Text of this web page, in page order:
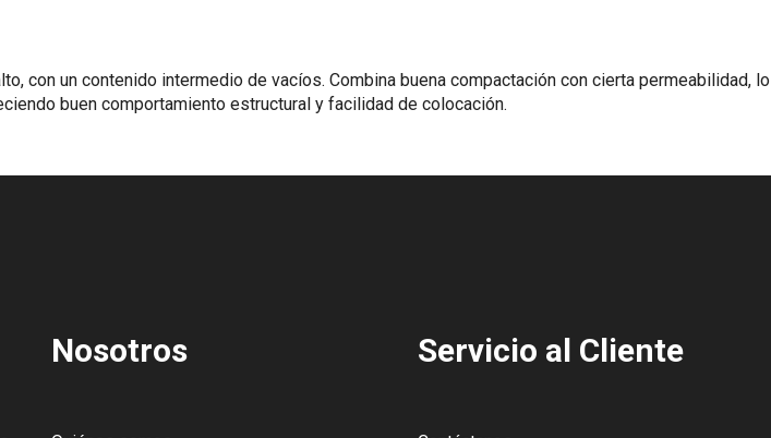
con un contenido intermedio de vacíos. Combina buena compactación con cierta permeabilidad, lo
buen comportamiento estructural y facilidad de colocación.
Nosotros Servicio al Cliente